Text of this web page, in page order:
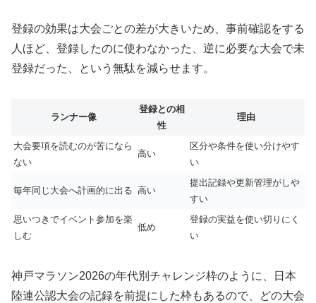
登録の効果は大会ごとの差が大きいため、事前確認をする
人ほど、登録したのに使わなかった、逆に必要な大会で未
登録だった、という無駄を減らせます。
ランナー像
登録との相
性
理由
大会要項を読むのが苦になら
ない
高い
区分や条件を使い分けやす
い
毎年同じ大会へ計画的に出る 高い
提出記録や更新管理がしや
すい
思いつきでイベント参加を楽
しむ
低め
登録の実益を使い切りにく
い
神戸マラソン2026の年代別チャレンジ枠のように、日本
陸連公認大会の記録を前提にした枠もあるので、どの大会